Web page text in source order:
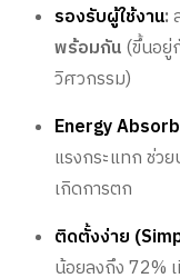
รองรับผู้ใช้งาน:
พร้อมกัน(ขึ้นอยู่
วิศวกรรม)
Energy
แรงกระแทก ช่ว
เกิดการตก
ติดตั้งง่าย
น้อยลงถึง 72%